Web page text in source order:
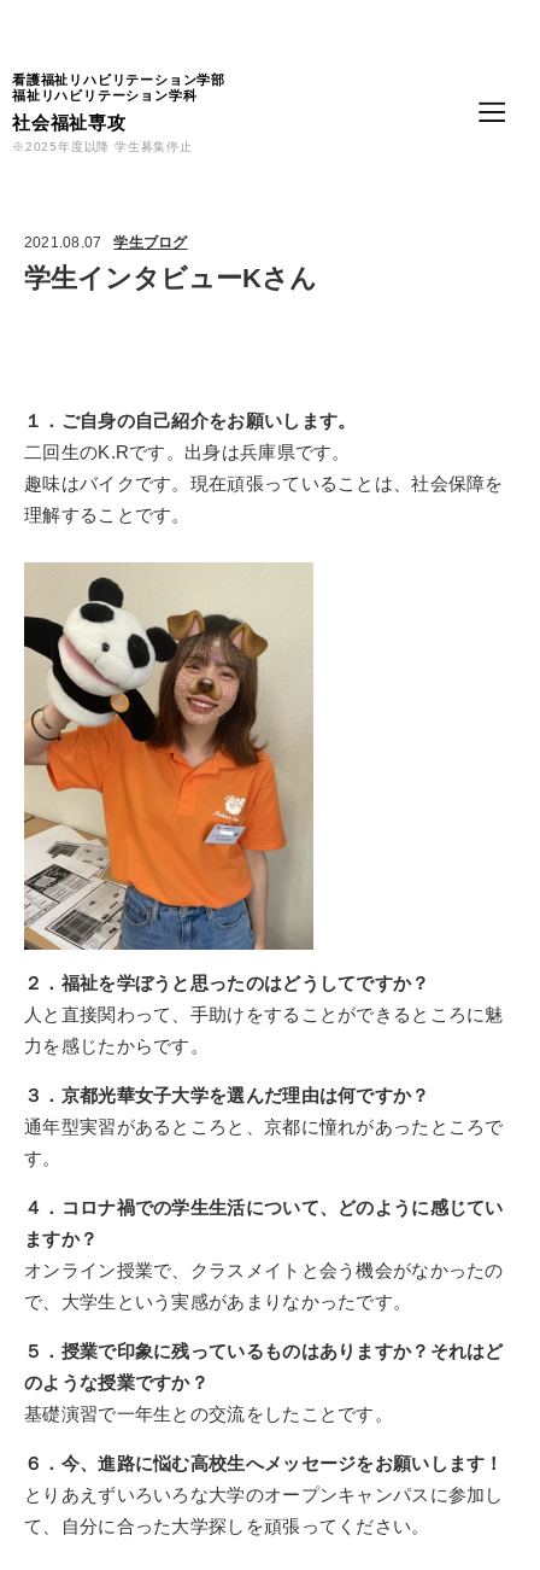
看護福祉リハビリテーション学部
福祉リハビリテーション学科
社会福祉専攻
※2025年度以降 学生募集停止
2021.08.07 学生ブログ
学生インタビューKさん
１．ご自身の自己紹介をお願いします。
二回生のK.Rです。出身は兵庫県です。
趣味はバイクです。現在頑張っていることは、社会保障を
理解することです。
２．福祉を学ぼうと思ったのはどうしてですか？
人と直接関わって、手助けをすることができるところに魅
力を感じたからです。
３．京都光華女子大学を選んだ理由は何ですか？
通年型実習があるところと、京都に憧れがあったところで
す。
４．コロナ禍での学生生活について、どのように感じてい
ますか？
オンライン授業で、クラスメイトと会う機会がなかったの
で、大学生という実感があまりなかったです。
５．授業で印象に残っているものはありますか？それはど
のような授業ですか？
基礎演習で一年生との交流をしたことです。
６．今、進路に悩む高校生へメッセージをお願いします！
とりあえずいろいろな大学のオープンキャンパスに参加し
て、自分に合った大学探しを頑張ってください。